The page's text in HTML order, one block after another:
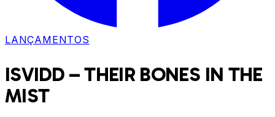
LANÇAMENTOS
ISVIDD – THEIR BONES IN THE
MIST